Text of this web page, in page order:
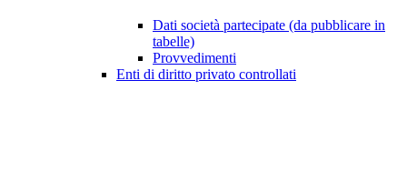
Dati società partecipate (da pubblicare in
tabelle)
Provvedimenti
Enti di diritto privato controllati